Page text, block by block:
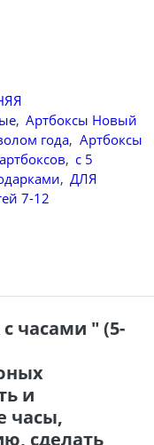
, Артбоксы Новый
года, Артбоксы
, с 5
, ДЛЯ
7-12
часами " (5-
и
часы,
сделать